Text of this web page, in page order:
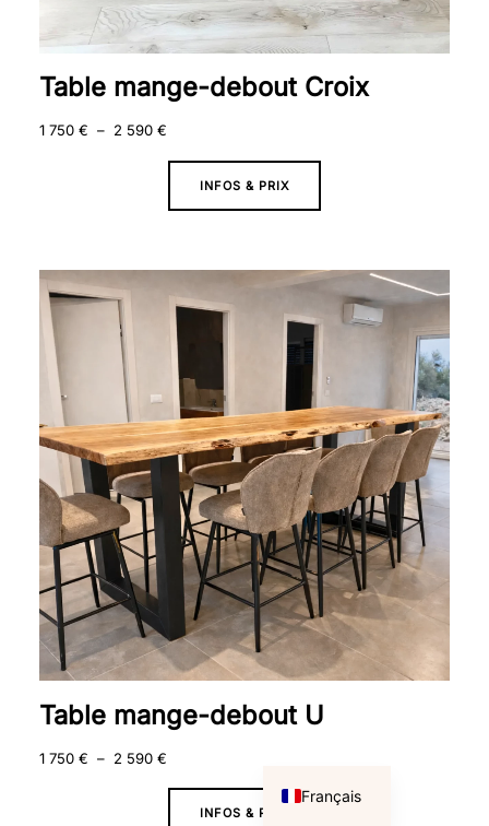
Table mange-debout Croix
1 750 € – 2 590 €
INFOS & PRIX
Table mange-debout U
1 750 € – 2 590 €
de
prix :
750 €
590 €
INFOS & PRIX
Français